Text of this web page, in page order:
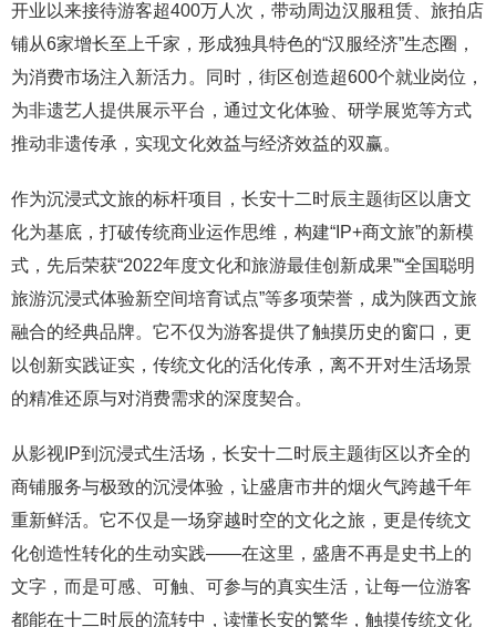
开业以来接待游客超400万人次，带动周边汉服租赁、旅拍店
铺从6家增长至上千家，形成独具特色的“汉服经济”生态圈，
为消费市场注入新活力。同时，街区创造超600个就业岗位，
为非遗艺人提供展示平台，通过文化体验、研学展览等方式
推动非遗传承，实现文化效益与经济效益的双赢。
作为沉浸式文旅的标杆项目，长安十二时辰主题街区以唐文
化为基底，打破传统商业运作思维，构建“IP+商文旅”的新模
式，先后荣获“2022年度文化和旅游最佳创新成果”“全国聪明
旅游沉浸式体验新空间培育试点”等多项荣誉，成为陕西文旅
融合的经典品牌。它不仅为游客提供了触摸历史的窗口，更
以创新实践证实，传统文化的活化传承，离不开对生活场景
的精准还原与对消费需求的深度契合。
从影视IP到沉浸式生活场，长安十二时辰主题街区以齐全的
商铺服务与极致的沉浸体验，让盛唐市井的烟火气跨越千年
重新鲜活。它不仅是一场穿越时空的文化之旅，更是传统文
化创造性转化的生动实践——在这里，盛唐不再是史书上的
文字，而是可感、可触、可参与的真实生活，让每一位游客
都能在十二时辰的流转中，读懂长安的繁华，触摸传统文化